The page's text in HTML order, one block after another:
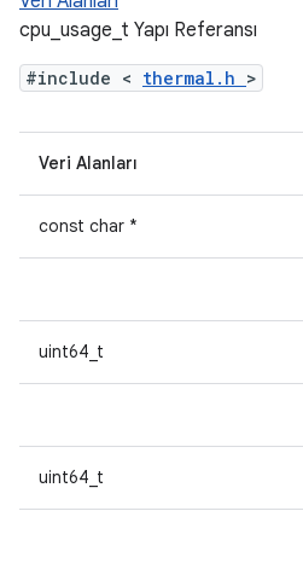
cpu_usage_t Yapı Referansı
#include < thermal.h >
Veri Alanları
const char *
uint64_t
uint64_t